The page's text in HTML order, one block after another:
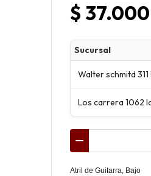
$ 37.000
Sucursal
Walter schmitd
Los carrera 1062
Atril de Guitarra, Bajo